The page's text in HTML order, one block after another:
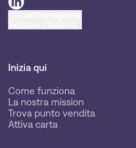
Inizia qui
Come funziona
La nostra mission
Trova punto vendita
Attiva carta